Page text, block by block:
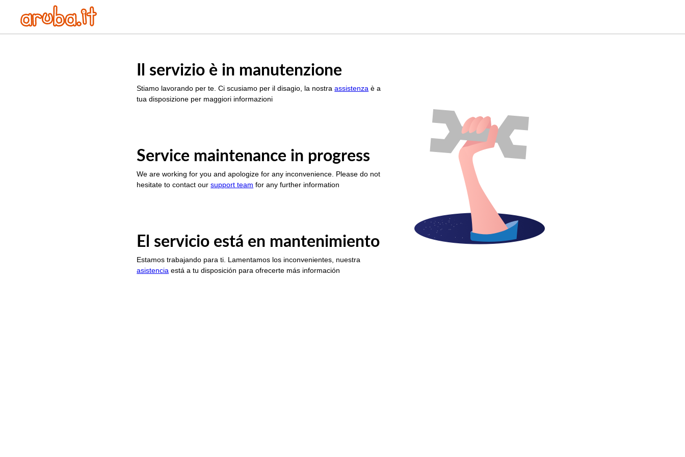
Il servizio è in manutenzione
Stiamo lavorando per te. Ci scusiamo per il disagio, la nostraassistenza è a
tua disposizione per maggiori informazioni
Service maintenance in progress
We are working for you and apologize for any inconvenience. Please do not
hesitate to contact oursupport team for any further information
El servicio está en mantenimiento
Estamos trabajando para ti. Lamentamos los inconvenientes, nuestra
asistencia está a tu disposición para ofrecerte más información